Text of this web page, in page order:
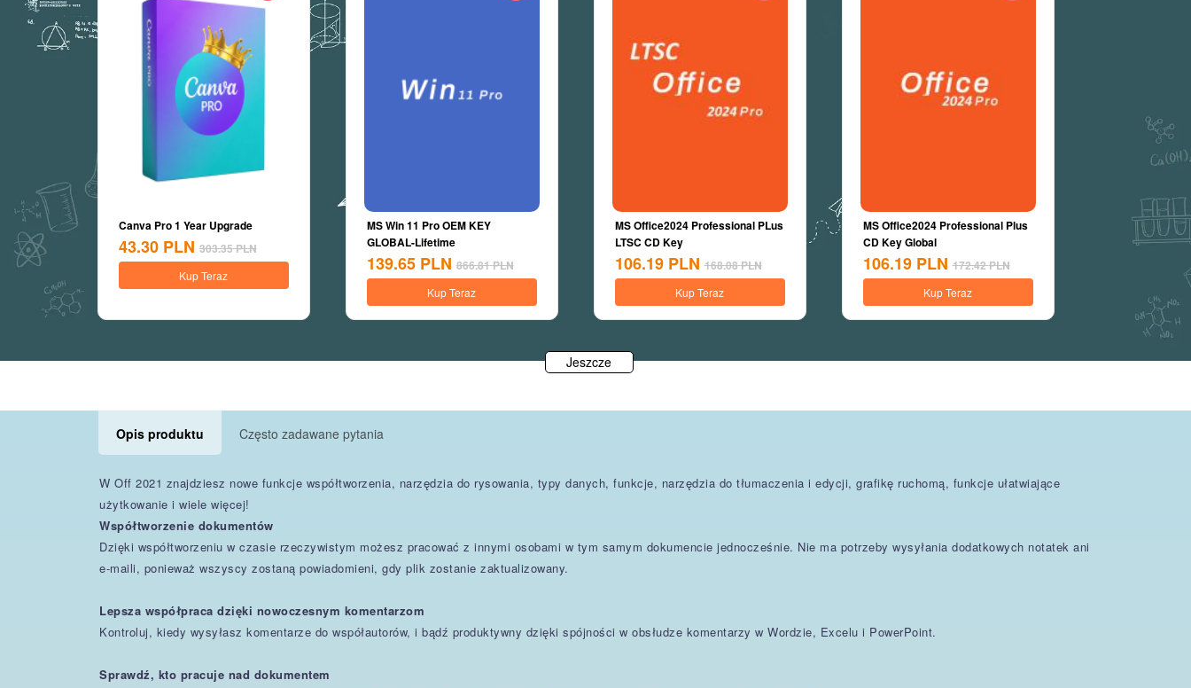
Canva Pro 1 Year Upgrade
43.30 PLN 303.35PLN
Kup Teraz
MS Win 11 Pro OEM KEY
GLOBAL-Lifetime
139.65 PLN 866.81PLN
Kup Teraz
MS Office2024 Professional PLus
LTSC CD Key
106.19 PLN 168.08PLN
Kup Teraz
MS Office2024 Professional Plus
CD Key Global
106.19 PLN 172.42PLN
Kup Teraz
Jeszcze
Opis produktu Często zadawane pytania
W Off 2021 znajdziesz nowe funkcje współtworzenia, narzędzia do rysowania, typy danych, funkcje, narzędzia do tłumaczenia i edycji, grafikę ruchomą, funkcje ułatwiające
użytkowanie i wiele więcej!
Współtworzenie dokumentów
Dzięki współtworzeniu w czasie rzeczywistym możesz pracować z innymi osobami w tym samym dokumencie jednocześnie. Nie ma potrzeby wysyłania dodatkowych notatek ani
e-maili, ponieważ wszyscy zostaną powiadomieni, gdy plik zostanie zaktualizowany.
Lepsza współpraca dzięki nowoczesnym komentarzom
Kontroluj, kiedy wysyłasz komentarze do współautorów, i bądź produktywny dzięki spójności w obsłudze komentarzy w Wordzie, Excelu i PowerPoint.
Sprawdź, kto pracuje nad dokumentem